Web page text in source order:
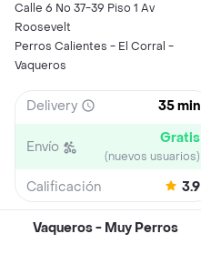
Calle 6 No 37-39 Piso 1 Av
Roosevelt
Perros Calientes - El Corral -
Vaqueros
Delivery 35 min
Envío Gratis
(nuevos usuarios)
Calificación 3.9
Vaqueros - Muy Perros